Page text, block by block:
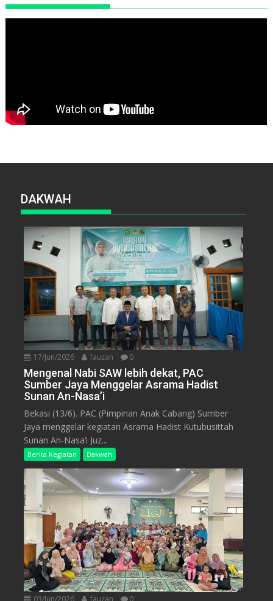
DAKWAH
17/Jun/2026 fauzan 0
Mengenal Nabi SAW lebih dekat, PAC
Sumber Jaya Menggelar Asrama Hadist
Sunan An-Nasa’i
Bekasi (13/6). PAC (Pimpinan Anak Cabang) Sumber
Jaya menggelar kegiatan Asrama Hadist Kutubusittah
Sunan An-Nasa’i Juz...
Berita Kegiatan Dakwah
03/Jun/2026 fauzan 0